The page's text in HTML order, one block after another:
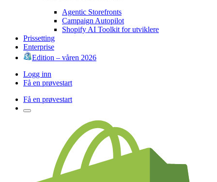
Agentic Storefronts
Campaign Autopilot
Shopify AI Toolkit for utviklere
Prissetting
Enterprise
Edition – våren 2026
Logg inn
Få en prøvestart
Få en prøvestart